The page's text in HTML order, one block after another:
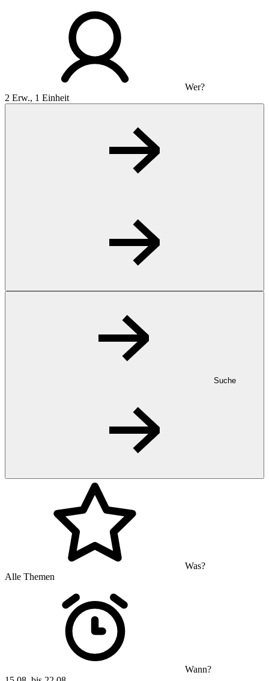
Wer?
2 Erw., 1 Einheit
Suche
Was?
Alle Themen
Wann?